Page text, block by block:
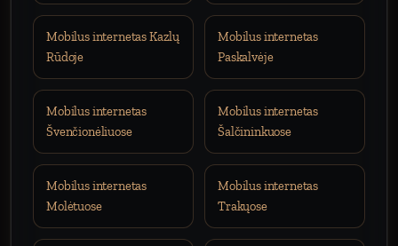
Mobilus internetas Kazlų
Rūdoje
Mobilus internetas
Paskalvėje
Mobilus internetas
Švenčionėliuose
Mobilus internetas
Šalčininkuose
Mobilus internetas
Molėtuose
Mobilus internetas
Trakųose